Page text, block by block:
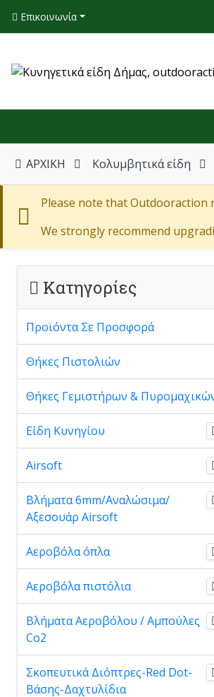
Επικοινωνία
ΑΡΧΙΚΗ Κολυμβητικά είδη
Please note that
We strongly recommend
Κατηγορίες
Προϊόντα Σε Προσφορά
Θήκες Πιστολιών
Θήκες Γεμιστήρων &
Είδη Κυνηγίου
Airsoft
Βλήματα 6mm/Αναλώσιμα/
Αξεσουάρ Airsoft
Αεροβόλα όπλα
Αεροβόλα πιστόλια
Βλήματα Αεροβόλου / Αμπούλες
Co2
Σκοπευτικά Διόπτρες-Red Dot-
Βάσης-Δαχτυλίδια